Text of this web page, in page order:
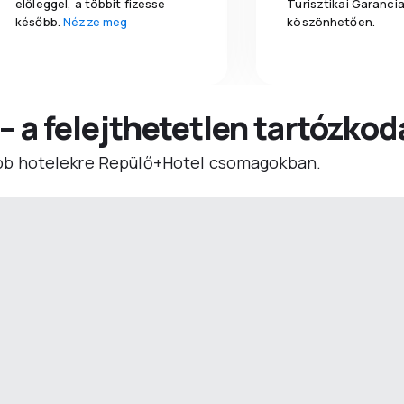
előleggel, a többit fizesse
később.Nézze meg
Turisztikai
köszönhetően.
a felejthetetlen
hotelekre Repülő+Hotel csomagokban.